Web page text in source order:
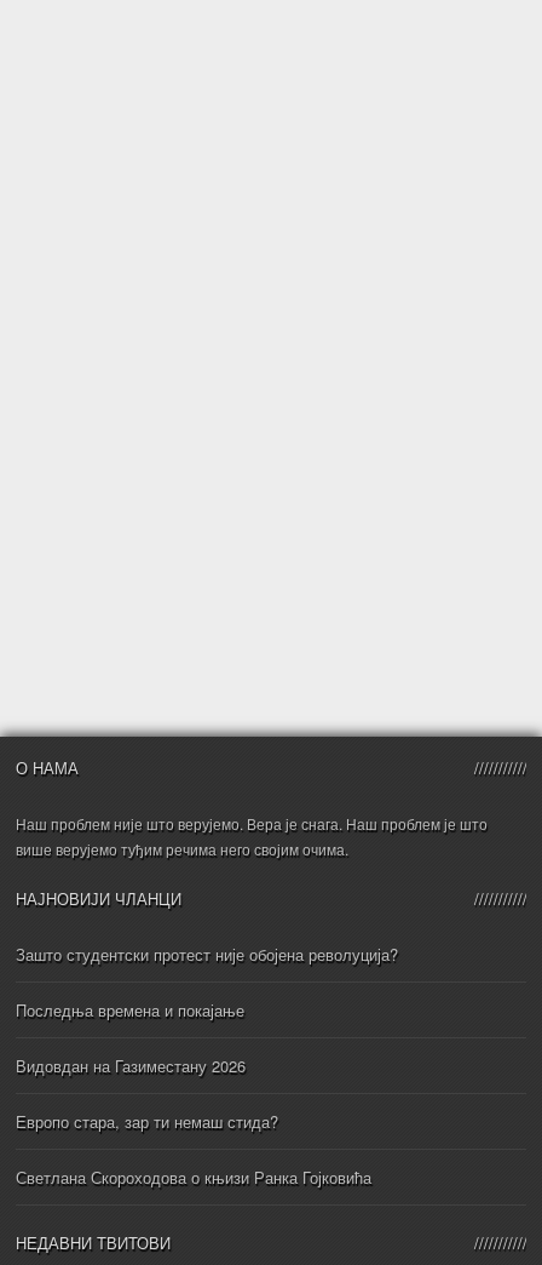
О НАМА
Наш проблем није што верујемо. Вера је снага. Наш проблем је што
више верујемо туђим речима него својим очима.
НАЈНОВИЈИ ЧЛАНЦИ
Зашто студентски протест није обојена револуција?
Последња времена и покајање
Видовдан на Газиместану 2026
Европо стара, зар ти немаш стида?
Светлана Скороходова о књизи Ранка Гојковића
НЕДАВНИ ТВИТОВИ